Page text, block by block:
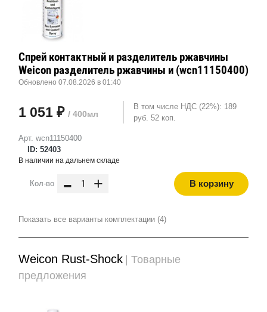
Арт. wcn11150400
ID: 52403
Спрей контактный и разделитель ржавчины
Weicon разделитель ржавчины и (wcn11150400)
Обновлено 07.08.2026 в 01:40
1 051 ₽ / 400мл
В том числе НДС (22%): 189
руб. 52 коп.
В наличии на дальнем складе
Кол-во - + В корзину
Показать все варианты комплектации (4)
Weicon Rust-Shock
| Товарные
предложения